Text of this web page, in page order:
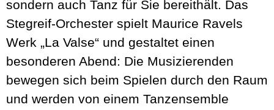
sondern auch Tanz für Sie bereithält. Das
Stegreif-Orchester spielt Maurice Ravels
Werk „La Valse“ und gestaltet einen
besonderen Abend: Die Musizierenden
bewegen sich beim Spielen durch den Raum
und werden von einem Tanzensemble